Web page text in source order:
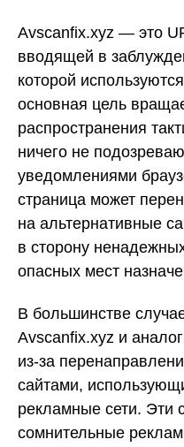
Avscanfix.xyz — это
вводящей в
которой
основная цель
распространения
ничего не
уведомлениями
страница может
на альтернативные
в сторону
опасных мест
В большинстве
Avscanfix.xyz и
из-за
сайтами,
рекламные сети. Эти
сомнительные